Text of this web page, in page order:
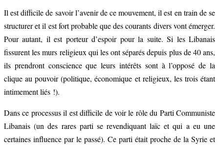
Il est difficile de savoir l’avenir de ce mouvement, il est en train de se
structurer et il est fort probable que des courants divers vont émerger.
Pour autant, il est porteur d’espoir pour la suite. Si les Libanais
fissurent les murs religieux qui les ont séparés depuis plus de 40 ans,
ils prendront conscience que leurs intérêts sont à l’opposé de la
clique au pouvoir (politique, économique et religieux, les trois étant
intimement liés !).
Dans ce processus il est difficile de voir le rôle du Parti Communiste
Libanais (un des rares parti se revendiquant laïc et qui a eu une
certaines influence par le passé). Ce parti était proche de la Syrie et